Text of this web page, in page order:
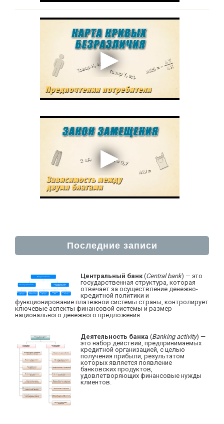
Последние записи
Центральный банк (Central bank) — это
государственная структура, которая
отвечает за осуществление денежно-
кредитной политики и
функционирование платежной системы страны, контролирует
ключевые аспекты финансовой системы и размер
национального денежного предложения.
Деятельность банка (Banking activity) —
это набор действий, предпринимаемых
кредитной организацией, с целью
получения прибыли, результатом
которых является появление
банковских продуктов,
удовлетворяющих финансовые нужды
клиентов.